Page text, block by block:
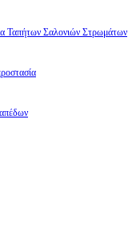
Ταπήτων Σαλονιών Στρωμάτων